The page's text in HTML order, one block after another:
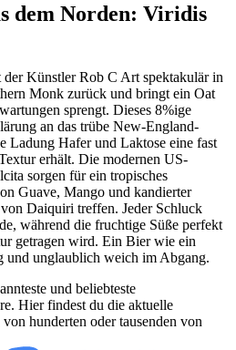
dem Norden: Viridis
Künstler Rob C Art spektakulär in
Monk zurück und bringt ein Oat
sprengt. Dieses 8%ige
an das trübe New-England-
Ladung Hafer und Laktose eine fast
erhält. Die modernen US-
sorgen für ein tropisches
Guave, Mango und kandierter
Daiquiri treffen. Jeder Schluck
während die fruchtige Süße perfekt
getragen wird. Ein Bier wie ein
unglaublich weich im Abgang.
und beliebteste
Hier findest du die aktuelle
hunderten oder tausenden von